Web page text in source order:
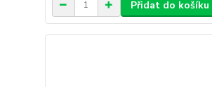
Přidat do košíku